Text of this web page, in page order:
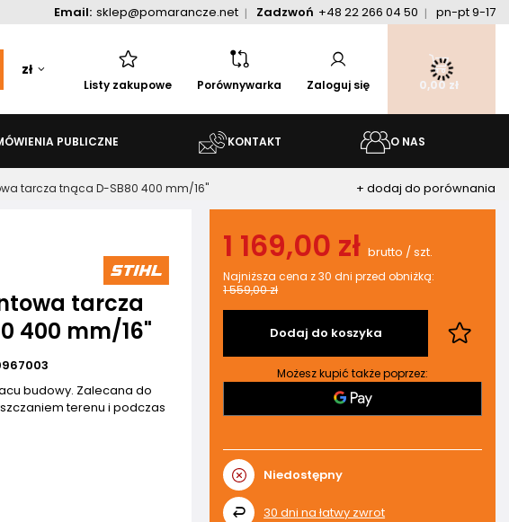
Email: sklep@pomarancze.net Zadzwoń +48 22 266 04 50 pn-pt 9-17
zł
Listy zakupowe Porównywarka Zaloguj się 0,00 zł
PUBLICZNE KONTAKT O NAS
tarcza tnąca D-SB80 400 mm/16" + dodaj do porównania
tarcza
400 mm/16"
budowy. Zalecana do
terenu i podczas
1 169,00 zł brutto /szt.
Najniższa cena z 30 dni przed obniżką:
1 559,00 zł
Dodaj do koszyka
Możesz kupić także poprzez:
Niedostępny
30 dni na łatwy zwrot